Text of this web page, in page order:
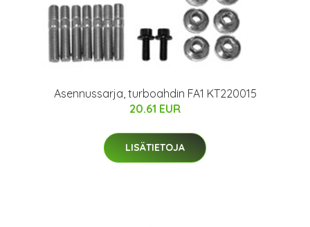
Asennussarja, turboahdin FA1 KT220015
20.61 EUR
LISÄTIETOJA